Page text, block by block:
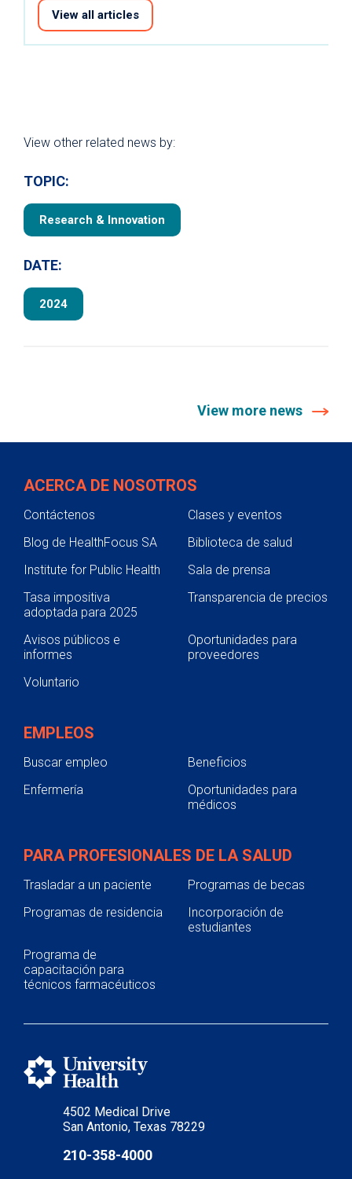
View all articles
View other related news by:
TOPIC:
Research & Innovation
DATE:
2024
View more news
4502 Medical Drive
San Antonio, Texas 78229
210-358-4000
ACERCA DE NOSOTROS
Contáctenos
Clases y eventos
Blog de HealthFocus SA
Biblioteca de salud
Institute for Public Health
Sala de prensa
Tasa impositiva
adoptada para 2025
Transparencia de precios
Avisos públicos e
informes
Oportunidades para
proveedores
Voluntario
EMPLEOS
Buscar empleo
Beneficios
Enfermería
Oportunidades para
médicos
PARA PROFESIONALES DE LA SALUD
Trasladar a un paciente
Programas de becas
Programas de residencia
Incorporación de
estudiantes
Programa de
capacitación para
técnicos farmacéuticos